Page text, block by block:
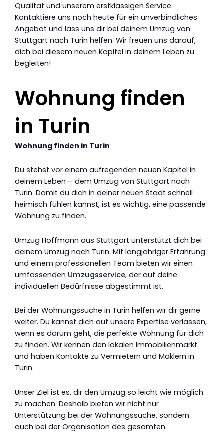
Qualität und unserem erstklassigen Service.
Kontaktiere uns noch heute für ein unverbindliches
Angebot und lass uns dir bei deinem Umzug von
Stuttgart nach Turin helfen. Wir freuen uns darauf,
dich bei diesem neuen Kapitel in deinem Leben zu
begleiten!
Wohnung finden
in Turin
Wohnung finden in Turin
Du stehst vor einem aufregenden neuen Kapitel in
deinem Leben – dem Umzug von Stuttgart nach
Turin. Damit du dich in deiner neuen Stadt schnell
heimisch fühlen kannst, ist es wichtig, eine passende
Wohnung zu finden.
Umzug Hoffmann aus Stuttgart unterstützt dich bei
deinem Umzug nach Turin. Mit langjähriger Erfahrung
und einem professionellen Team bieten wir einen
umfassenden Umzugsservice, der auf deine
individuellen Bedürfnisse abgestimmt ist.
Bei der Wohnungssuche in Turin helfen wir dir gerne
weiter. Du kannst dich auf unsere Expertise verlassen,
wenn es darum geht, die perfekte Wohnung für dich
zu finden. Wir kennen den lokalen Immobilienmarkt
und haben Kontakte zu Vermietern und Maklern in
Turin.
Unser Ziel ist es, dir den Umzug so leicht wie möglich
zu machen. Deshalb bieten wir nicht nur
Unterstützung bei der Wohnungssuche, sondern
auch bei der Organisation des gesamten